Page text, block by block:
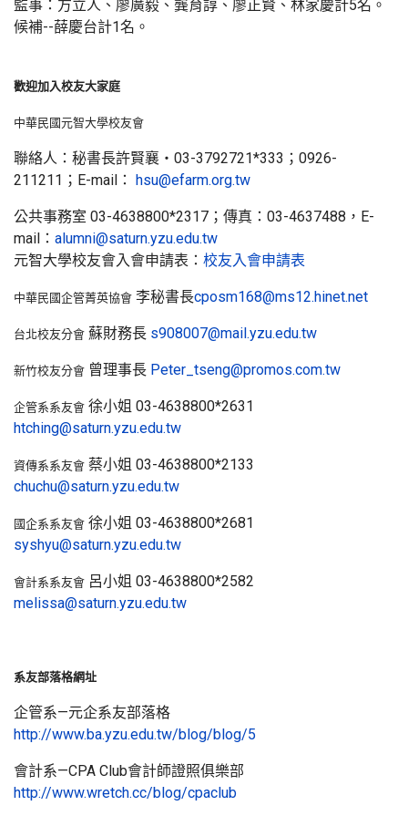
監事：方立人、廖廣毅、龔育諄、廖正賢、林家慶計5名。
候補--薛慶台計1名。
歡迎加入校友大家庭
中華民國元智大學校友會
聯絡人：秘書長許賢襄‧03-3792721*333；0926-
211211；E-mail： hsu@efarm.org.tw
公共事務室 03-4638800*2317；傳真：03-4637488，E-
mail： alumni@saturn.yzu.edu.tw
元智大學校友會入會申請表： 校友入會申請表
中華民國企管菁英協會 李秘書長cposm168@ms12.hinet.net
台北校友分會 蘇財務長 s908007@mail.yzu.edu.tw
新竹校友分會 曾理事長 Peter_tseng@promos.com.tw
企管系系友會 徐小姐 03-4638800*2631
htching@saturn.yzu.edu.tw
資傳系系友會 蔡小姐 03-4638800*2133
chuchu@saturn.yzu.edu.tw
國企系系友會 徐小姐 03-4638800*2681
syshyu@saturn.yzu.edu.tw
會計系系友會 呂小姐 03-4638800*2582
melissa@saturn.yzu.edu.tw
系友部落格網址
企管系—元企系友部落格
http://www.ba.yzu.edu.tw/blog/blog/5
會計系—CPA Club會計師證照俱樂部
http://www.wretch.cc/blog/cpaclub